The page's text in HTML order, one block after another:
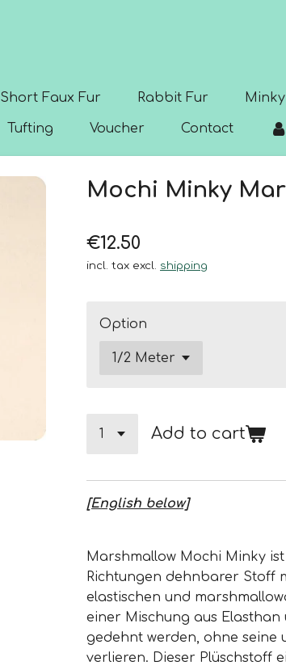
Short Faux Fur Rabbit Fur
Tufting Voucher Contact
Mochi Minky
€12.50
incl. tax excl. shipping
Option
Add to cart
[English below]
Marshmallow Mochi Minky
Richtungen dehnbarer Stoff
elastischen und
einer Mischung aus
gedehnt werden, ohne seine
verlieren. Dieser Plüschstoff